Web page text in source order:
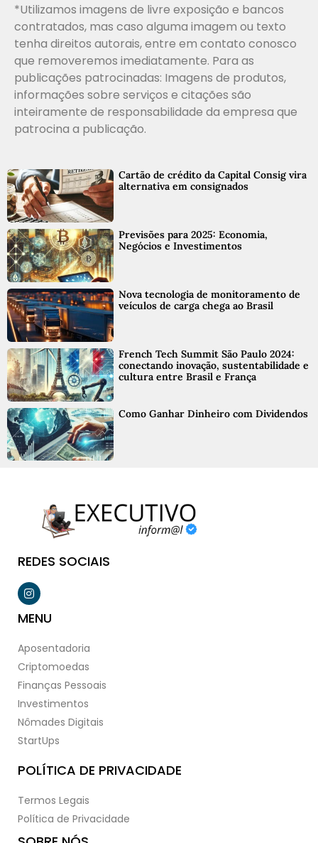
*Utilizamos imagens de livre exposição e bancos
contratados, mas caso alguma imagem ou texto
tenha direitos autorais, entre em contato conosco
que removeremos imediatamente. Para as
publicações patrocinadas: Imagens de produtos,
informações sobre serviços e citações são
inteiramente de responsabilidade da empresa que
patrocina a publicação.
Cartão de crédito da Capital Consig vira
alternativa em consignados
Previsões para 2025: Economia,
Negócios e Investimentos
Nova tecnologia de monitoramento de
veículos de carga chega ao Brasil
French Tech Summit São Paulo 2024:
conectando inovação, sustentabilidade e
cultura entre Brasil e França
Como Ganhar Dinheiro com Dividendos
REDES SOCIAIS
MENU
Aposentadoria
Criptomoedas
Finanças Pessoais
Investimentos
Nômades Digitais
StartUps
POLÍTICA DE PRIVACIDADE
Termos Legais
Política de Privacidade